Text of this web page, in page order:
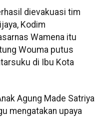
dievakuasi tim
Kodim
Wamena itu
Wouma putus
di Ibu Kota
Agung Made Satriya
mengatakan upaya